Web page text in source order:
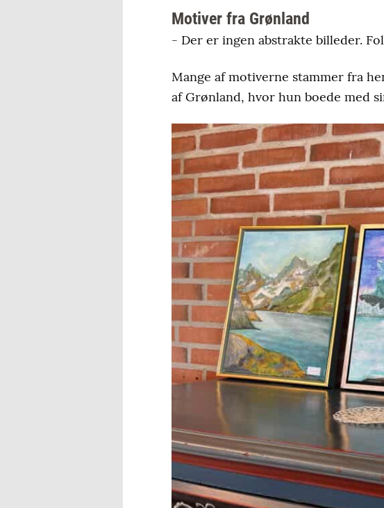
Motiver fra Grønland
- Der er ingen abstrakte billeder.
Mange af motiverne stammer fra
af Grønland, hvor hun boede med